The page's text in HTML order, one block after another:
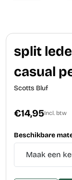
split
casual
Scotts Bluf
€14,95Incl. btw
Beschikbare